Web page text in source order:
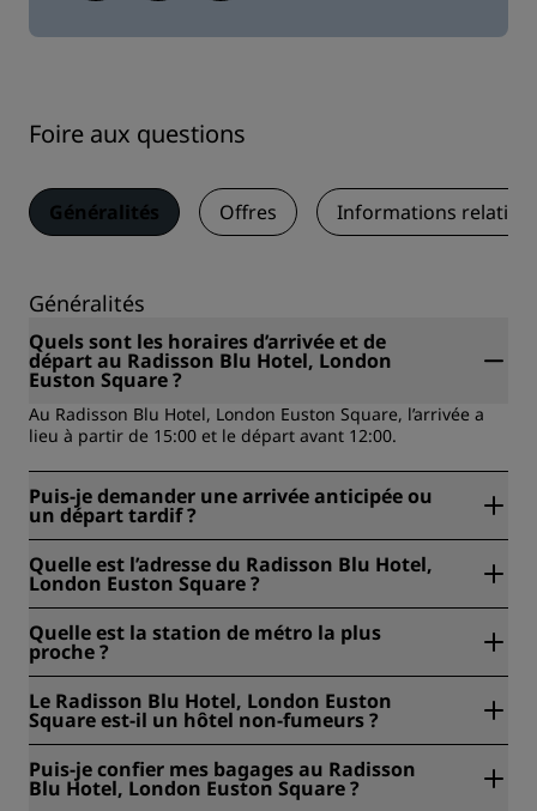
Foire aux questions
Généralités Offres Informations
Généralités
Quels sont les horaires d’arrivée et de
départ au Radisson Blu Hotel, London
Euston Square ?
Au Radisson Blu Hotel, London Euston Square, l’arrivée a
lieu à partir de 15:00 et le départ avant 12:00.
Puis-je demander une arrivée anticipée ou
un départ tardif ?
demande et soumis à disponibilité. Nous vous
recommandons de contacter la réception à votre arrivée
(un supplément peut être applicable).
Quelle est l’adresse du Radisson Blu Hotel,
London Euston Square ?
130 Tottenham Court Road, Londres, W1T 5AY, Royaume-
Uni, en plein centre de Londres, à proximité des stations
Euston et Warren Street.
Quelle est la station de métro la plus
proche ?
juste à côté de la station de métro Warren Street et à
seulement quelques minutes à pied de la station de métro
Euston Square et de la gare principale d'Euston, offrant
ainsi d'excellentes liaisons de transport à travers tout
Londres.
Le Radisson Blu Hotel, London Euston
Square est-il un hôtel non-fumeurs ?
hôtel non-fumeur.
Puis-je confier mes bagages au Radisson
Blu Hotel, London Euston Square ?